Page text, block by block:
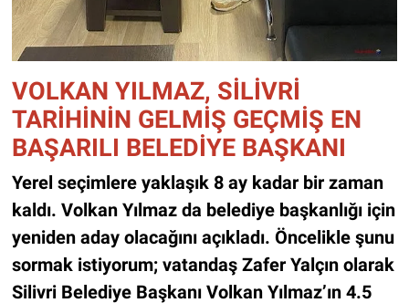
VOLKAN YILMAZ, SİLİVRİ
TARİHİNİN GELMİŞ GEÇMİŞ EN
BAŞARILI BELEDİYE BAŞKANI
Yerel seçimlere yaklaşık 8 ay kadar bir zaman
kaldı. Volkan Yılmaz da belediye başkanlığı için
yeniden aday olacağını açıkladı. Öncelikle şunu
sormak istiyorum; vatandaş Zafer Yalçın olarak
Silivri Belediye Başkanı Volkan Yılmaz’ın 4.5